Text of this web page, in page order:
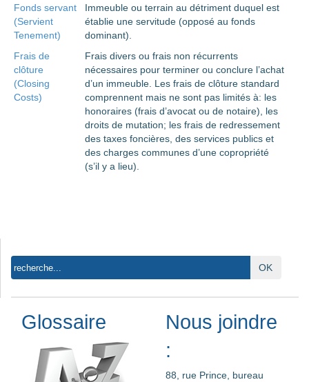
Fonds servant
(Servient
Tenement)
Immeuble ou terrain au détriment duquel est
établie une servitude (opposé au fonds
dominant).
Frais de
clôture
(Closing
Costs)
Frais divers ou frais non récurrents
nécessaires pour terminer ou conclure l’achat
d’un immeuble. Les frais de clôture standard
comprennent mais ne sont pas limités à: les
honoraires (frais d’avocat ou de notaire), les
droits de mutation; les frais de redressement
des taxes foncières, des services publics et
des charges communes d’une copropriété
(s’il y a lieu).
OK
Glossaire
Nous joindre
:
88, rue Prince, bureau